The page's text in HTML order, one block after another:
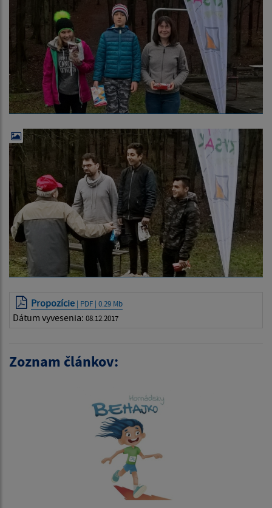
Propozície | PDF | 0.29 Mb
Dátum vyvesenia: 08.12.2017
Zoznam článkov: